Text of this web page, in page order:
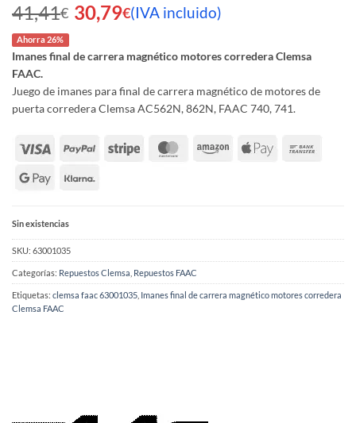
en base a
valoraciones
41,41€
El
precio
original
era:
41,41€.
30,79€
El
precio
actual
es:
30,79€.
(IVA incluido)
Ahorra 26%
Imanes final de carrera magnético motores corredera Clemsa
FAAC.
Juego de imanes para final de carrera magnético de motores de
puerta corredera Clemsa AC562N, 862N, FAAC 740, 741.
Sin existencias
SKU: 63001035
Categorías: Repuestos Clemsa Repuestos FAAC
Etiquetas: clemsa faac 63001035 Imanes final de carrera magnético motores corredera
Clemsa FAAC